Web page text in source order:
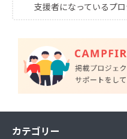
支援者になっているプ
カテゴリー